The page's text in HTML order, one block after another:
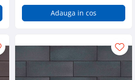
Adauga in cos